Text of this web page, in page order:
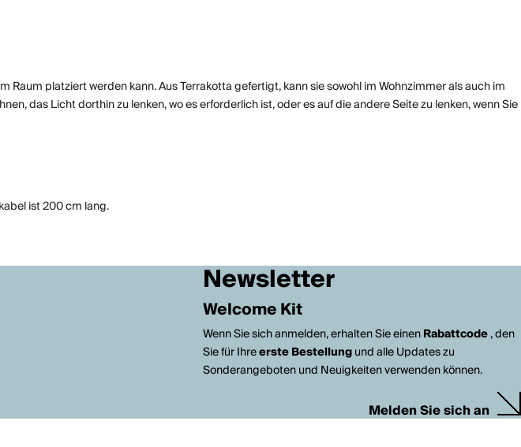
platziert werden kann. Aus Terrakotta gefertigt, kann sie sowohl im Wohnzimmer als auch im
das Licht dorthin zu lenken, wo es erforderlich ist, oder es auf die andere Seite zu lenken, wenn Sie
ist 200 cm lang.
Newsletter
Welcome Kit
Wenn Sie sich anmelden, erhalten Sie einenRabattcode, den
Sie für Ihreerste Bestellungund alle Updates zu
Sonderangeboten und Neuigkeiten verwenden können.
Melden Sie sich an